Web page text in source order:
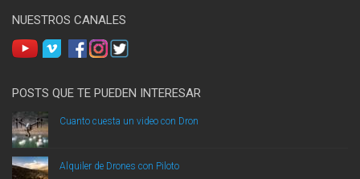
NUESTROS CANALES
POSTS QUE TE PUEDEN INTERESAR
Cuanto cuesta un video con Dron
Alquiler de Drones con Piloto